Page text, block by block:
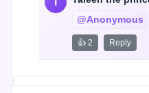
T
@Anonymous
👍 2 Reply